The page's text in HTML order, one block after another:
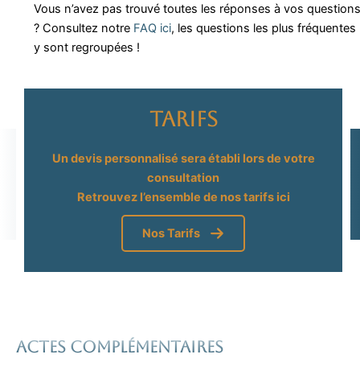
Vous n’avez pas trouvé toutes les réponses à vos questions
? Consultez notre FAQ ici, les questions les plus fréquentes
y sont regroupées !
Tarifs
Un devis personnalisé sera établi lors de votre
consultation
Retrouvez l’ensemble de nos tarifs ici
Nos Tarifs
Actes complémentaires